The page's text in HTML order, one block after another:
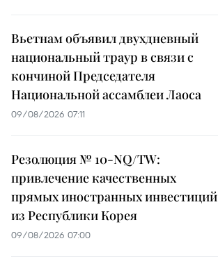
Вьетнам объявил двухдневный
национальный траур в связи с
кончиной Председателя
Национальной ассамблеи Лаоса
09/08/2026 07:11
Резолюция № 10-NQ/TW:
привлечение качественных
прямых иностранных инвестиций
из Республики Корея
09/08/2026 07:00